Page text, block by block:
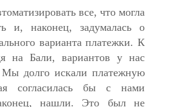
все, что могла
и, наконец, задумалась о
варианта платежки. К
на Бали, вариантов у нас
долго искали платежную
согласилась бы с нами
нашли. Это был не